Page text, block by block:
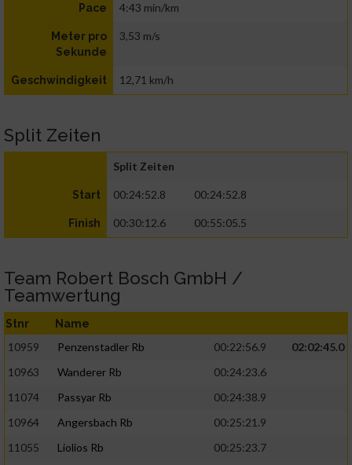
Pace 4:43 min/km
Meter pro
Sekunde
3,53 m/s
Geschwindigkeit 12,71 km/h
Split Zeiten
Split Zeiten
Start 00:24:52.8 00:24:52.8
Finish 00:30:12.6 00:55:05.5
Team Robert Bosch GmbH /
Teamwertung
Stnr Name
10959 Penzenstadler Rb 00:22:56.9
02:02:45.0
10963
Wanderer Rb
00:24:23.6
11074
Passyar Rb
00:24:38.9
10964
Angersbach Rb
00:25:21.9
11055
Liolios Rb
00:25:23.7